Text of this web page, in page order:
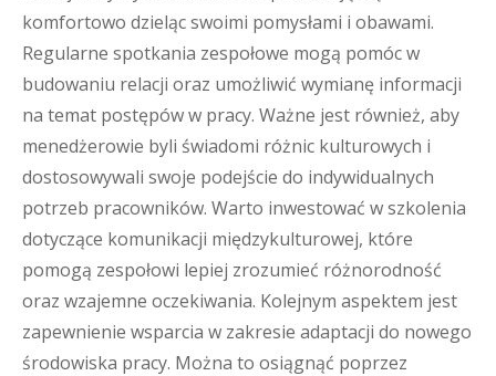
komfortowo dzieląc swoimi pomysłami i obawami.
Regularne spotkania zespołowe mogą pomóc w
budowaniu relacji oraz umożliwić wymianę informacji
na temat postępów w pracy. Ważne jest również, aby
menedżerowie byli świadomi różnic kulturowych i
dostosowywali swoje podejście do indywidualnych
potrzeb pracowników. Warto inwestować w szkolenia
dotyczące komunikacji międzykulturowej, które
pomogą zespołowi lepiej zrozumieć różnorodność
oraz wzajemne oczekiwania. Kolejnym aspektem jest
zapewnienie wsparcia w zakresie adaptacji do nowego
środowiska pracy. Można to osiągnąć poprzez